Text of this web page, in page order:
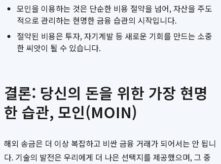
모인을 이용하는 것은 단순한 비용 절약을 넘어, 자산을 주도
적으로 관리하는 현명한 금융 습관의 시작입니다.
절약된 비용은 투자, 자기계발 등 새로운 기회를 만드는 소중
한 씨앗이 될 수 있습니다.
결론: 당신의 돈을 위한 가장 현명
한 습관, 모인(MOIN)
해외 송금은 더 이상 복잡하고 비싼 금융 거래가 되어서는 안 됩니
다. 기술의 발전은 우리에게 더 나은 선택지를 제공했으며, 그 중